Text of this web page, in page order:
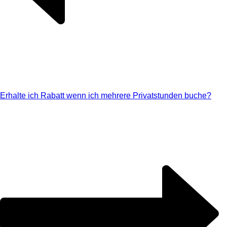
Erhalte ich Rabatt wenn ich mehrere Privatstunden buche?